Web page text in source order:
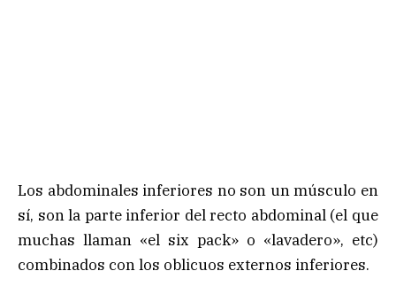
Los abdominales inferiores no son un músculo en
sí, son la parte inferior del recto abdominal (el que
muchas llaman «el six pack» o «lavadero», etc)
combinados con los oblicuos externos inferiores.